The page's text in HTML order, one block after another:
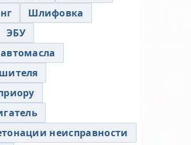
Шлифовка
ЭБУ
неисправности